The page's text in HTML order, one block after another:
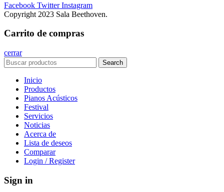
Facebook Twitter Instagram
Copyright 2023 Sala Beethoven.
Carrito de compras
cerrar
Search
Inicio
Productos
Pianos Acústicos
Festival
Servicios
Noticias
Acerca de
Lista de deseos
Comparar
Login / Register
Sign in